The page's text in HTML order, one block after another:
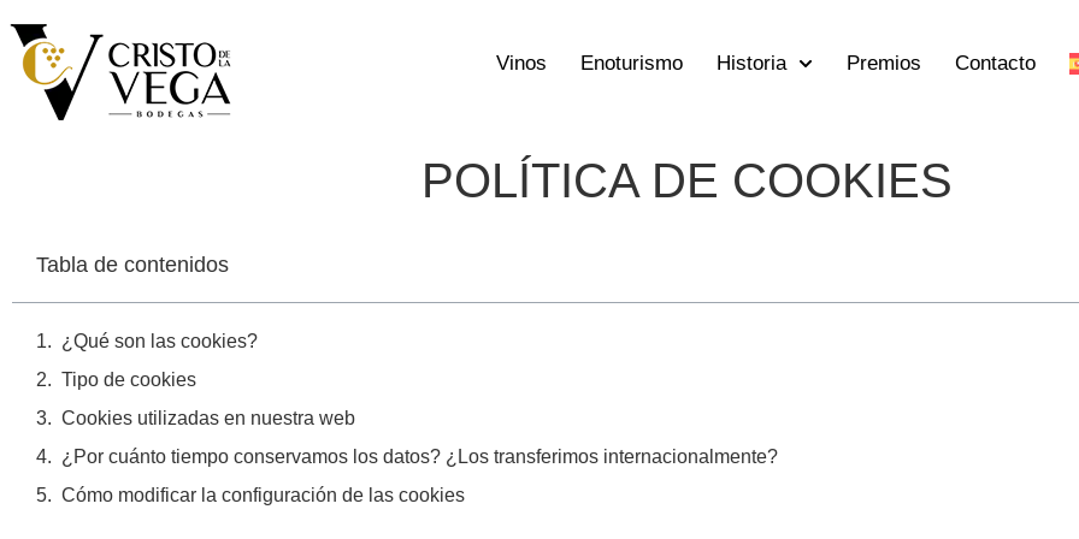
Vinos Enoturismo Historia Premios Contacto
POLÍTICA DE COOKIES
Tabla de contenidos
¿Qué son las cookies?
Tipo de cookies
Cookies utilizadas en nuestra web
¿Por cuánto tiempo conservamos los datos? ¿Los transferimos internacionalmente?
Cómo modificar la configuración de las cookies